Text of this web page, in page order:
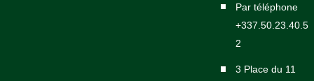
Par téléphone
+337.50.23.40.5
2
3 Place du 11